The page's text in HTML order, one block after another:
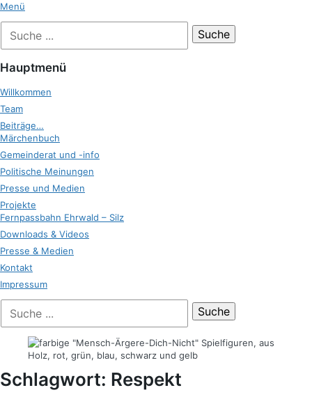
Zum
springen
Menü
nach:
Hauptmenü
Willkommen
Team
Beiträge…
Märchenbuch
Gemeinderat und -info
Politische Meinungen
Presse und Medien
Projekte
Fernpassbahn Ehrwald – Silz
Downloads & Videos
Presse & Medien
Kontakt
Impressum
der
Suche
nach:
Schlagwort: Respekt